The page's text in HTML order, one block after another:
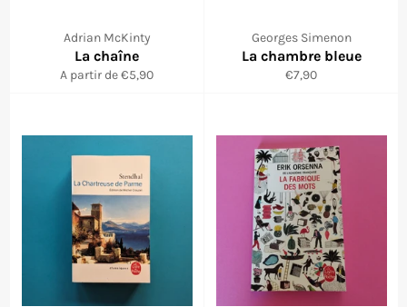
Adrian McKinty
La chaîne
A partir de €5,90
Georges Simenon
La chambre bleue
Prix
€7,90